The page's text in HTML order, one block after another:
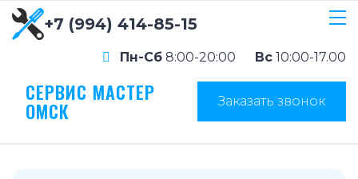
+7 (994) 414-85-15
Пн-Сб 8:00-20:00 Вс 10:00-17.00
СЕРВИС МАСТЕР
ОМСК Заказать звонок